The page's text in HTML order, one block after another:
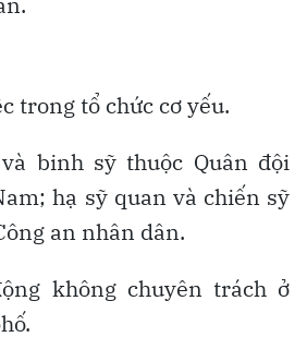
trong tổ chức cơ yếu.
binh sỹ thuộc Quân đội
hạ sỹ quan và chiến sỹ
an nhân dân.
không chuyên trách ở